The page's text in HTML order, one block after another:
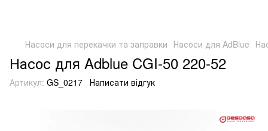
Насоси для перекачки та заправки Насоси для AdBlue
Насос для Adblue CGI-50 220-52
Артикул: GS_0217 Написати відгук